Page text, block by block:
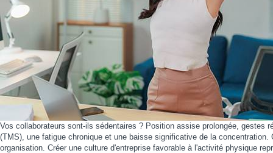
Vos collaborateurs sont-ils sédentaires ? Position assise prolongée, gestes
(TMS), une fatigue chronique et une baisse significative de la
organisation. Créer une culture d'entreprise favorable à l'activité physique